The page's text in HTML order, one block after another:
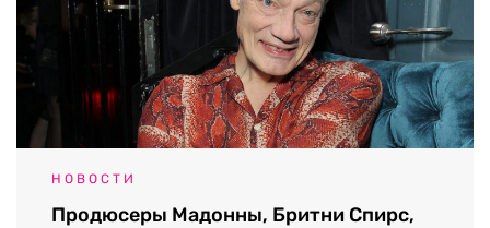
НОВОСТИ
Продюсеры Мадонны, Бритни Спирс,